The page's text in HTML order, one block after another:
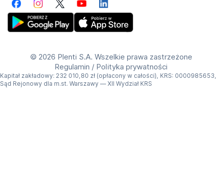
FacebookInstagramTwitterYouTubeLinkedIn
© 2026 Plenti S.A. Wszelkie prawa zastrzeżone
Regulamin / Polityka prywatności
Kapitał zakładowy: 232 010,80 zł (opłacony w całości), KRS: 0000985653,
Sąd Rejonowy dla m.st. Warszawy — XII Wydział KRS